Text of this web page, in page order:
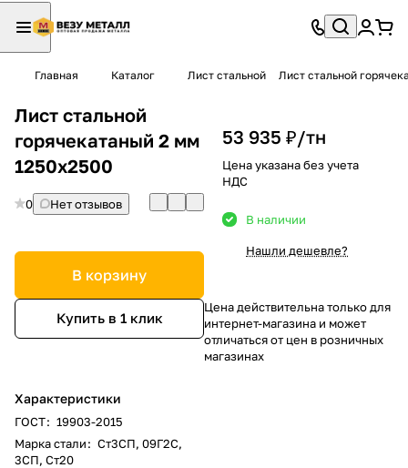
Главная Каталог Лист стальной Лист стальной
Лист стальной
горячекатаный 2 мм
1250х2500
0 Нет отзывов
В корзину
Купить в 1 клик
Характеристики
ГОСТ: 19903-2015
Марка стали: Ст3СП, 09Г2С,
3СП, Ст20
53 935 ₽/тн
Цена указана без учета
НДС
В наличии
Нашли дешевле?
Цена действительна только для
интернет-магазина и может
отличаться от цен в розничных
магазинах